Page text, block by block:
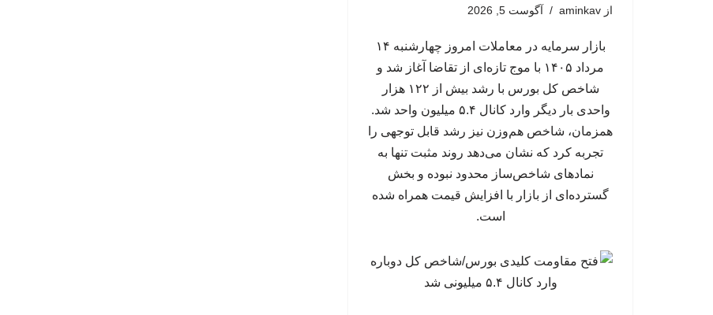
از aminkav آگوست 5, 2026
بازار سرمایه در معاملات امروز چهارشنبه ۱۴
مرداد ۱۴۰۵ با موج تازه‌ای از تقاضا آغاز شد و
شاخص کل بورس با رشد بیش از ۱۲۲ هزار
واحدی بار دیگر وارد کانال ۵.۴ میلیون واحد شد.
همزمان، شاخص هم‌وزن نیز رشد قابل توجهی را
تجربه کرد که نشان می‌دهد روند مثبت تنها به
نمادهای شاخص‌ساز محدود نبوده و بخش
گسترده‌ای از بازار با افزایش قیمت همراه شده
است.